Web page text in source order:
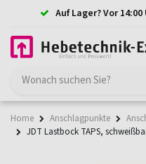
Auf Lager? Vor
Home Anschlagpunkte
JDT Lastbock TAPS,